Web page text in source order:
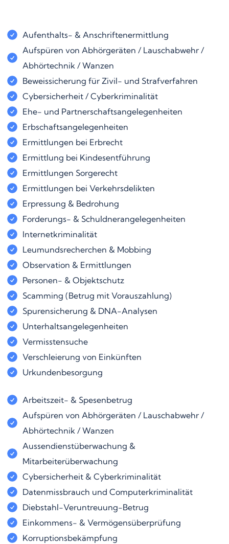
Aufenthalts- & Anschriftenermittlung
Aufspüren von Abhörgeräten / Lauschabwehr /
Abhörtechnik / Wanzen
Beweissicherung für Zivil- und Strafverfahren
Cybersicherheit / Cyberkriminalität
Ehe- und Partnerschaftsangelegenheiten
Erbschaftsangelegenheiten
Ermittlungen bei Erbrecht
Ermittlung bei Kindesentführung
Ermittlungen Sorgerecht
Ermittlungen bei Verkehrsdelikten
Erpressung & Bedrohung
Forderungs- & Schuldnerangelegenheiten
Internetkriminalität
Leumundsrecherchen & Mobbing
Observation & Ermittlungen
Personen- & Objektschutz
Scamming (Betrug mit Vorauszahlung)
Spurensicherung & DNA-Analysen
Unterhaltsangelegenheiten
Vermisstensuche
Verschleierung von Einkünften
Urkundenbesorgung
Arbeitszeit- & Spesenbetrug
Aufspüren von Abhörgeräten / Lauschabwehr /
Abhörtechnik / Wanzen
Aussendienstüberwachung &
Mitarbeiterüberwachung
Cybersicherheit & Cyberkriminalität
Datenmissbrauch und Computerkriminalität
Diebstahl-Veruntreuung-Betrug
Einkommens- & Vermögensüberprüfung
Korruptionsbekämpfung